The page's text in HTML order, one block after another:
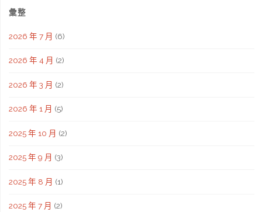
彙整
2026 年 7 月 (6)
2026 年 4 月 (2)
2026 年 3 月 (2)
2026 年 1 月 (5)
2025 年 10 月 (2)
2025 年 9 月 (3)
2025 年 8 月 (1)
2025 年 7 月 (2)